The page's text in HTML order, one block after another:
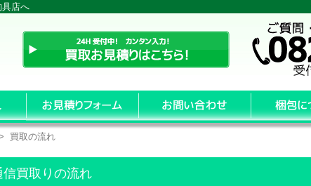
具店へ
買取の流れ
信買取りの流れ